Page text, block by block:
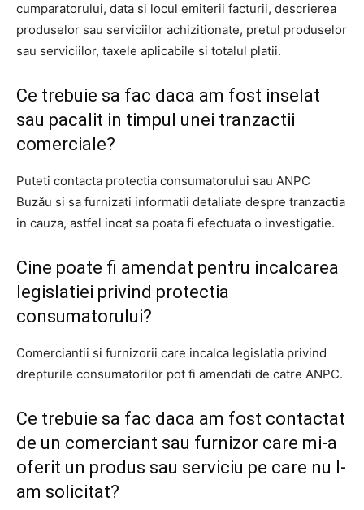
cumparatorului, data si locul emiterii facturii, descrierea
produselor sau serviciilor achizitionate, pretul produselor
sau serviciilor, taxele aplicabile si totalul platii.
Ce trebuie sa fac daca am fost inselat
sau pacalit in timpul unei tranzactii
comerciale?
Puteti contacta protectia consumatorului sau ANPC
Buzău si sa furnizati informatii detaliate despre tranzactia
in cauza, astfel incat sa poata fi efectuata o investigatie.
Cine poate fi amendat pentru incalcarea
legislatiei privind protectia
consumatorului?
Comerciantii si furnizorii care incalca legislatia privind
drepturile consumatorilor pot fi amendati de catre ANPC.
Ce trebuie sa fac daca am fost contactat
de un comerciant sau furnizor care mi-a
oferit un produs sau serviciu pe care nu l-
am solicitat?